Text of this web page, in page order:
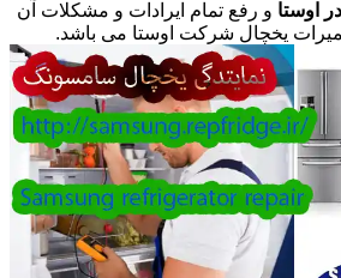
اوستا و رفع تمام ایرادات و مشکلات آن
یخچال شرکت اوستا می باشد.